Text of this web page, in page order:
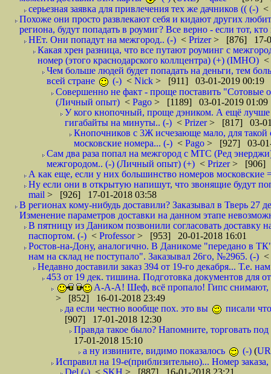
серьезная заявка для привлечения тех же дачников (( (-) <
Похоже они просто развлекают себя и кидают других
региона, будут попадать в роумиг? Все верно - если тот,
НЕт. Они попадут на межгород.. (-) < Prizer> [876] 17-
Какая хрен разница, что все путают роуминг с
номер (этого краснодарского коллцентра) (+) (IMHO) <
Чем больше людей будет попадать на деньги, тем
всей стране
(-) < Nick > [911] 03-01-2019 00:19
Совершенно не факт - проще поставить "Сотовые
(Личный опыт) < Pago > [1189] 03-01-2019 01:09
У кого кнопочный, проще дэником. А ещё лучше
гигабайты на минуты.. (-) < Prizer> [817] 03-
Кнопочников с 3Ж исчезающе мало, для такой
московские номера... (-) < Pago > [927] 03-01-
Сам два раза попал на межгород с МТС (Ред
межгородом.. (-) (Личный опыт) (+) < Prizer> [906]
А как еще, если у них большинство номеров московские
Ну если они в открытую напишут, что звонящие будут
mail > [926] 17-01-2018 03:58
В регионах кому-нибудь доставили? Заказывал в Тверь 27
Изменение параметров доставки на данном этапе
В пятницу из Даником позвонили согласовать доставку
паспортом. (-) < Professor> [953] 20-01-2018 16:01
Ростов-на-Дону, аналогично. В Даникоме "передано в
нам на склад не поступало". Заказывал 26го, №2965. (-) <
Недавно доставили заказ 394 от 19-го декабря... Т.е.
453 от 19 дек. тишина. Подготовка документов для
А-А-А! Шеф, всё пропало! Гипс снимают,
> [852] 16-01-2018 23:49
да если честно вообще пох. это вы
писали
[907] 17-01-2018 12:30
Правда такое было? Напомните, торговать
17-01-2018 15:10
а ну извините, видимо показалось
(-) (
Исправил на 19-е(приблизительно)... Номер
Del (-) < SKH > [887] 16-01-2018 23:21